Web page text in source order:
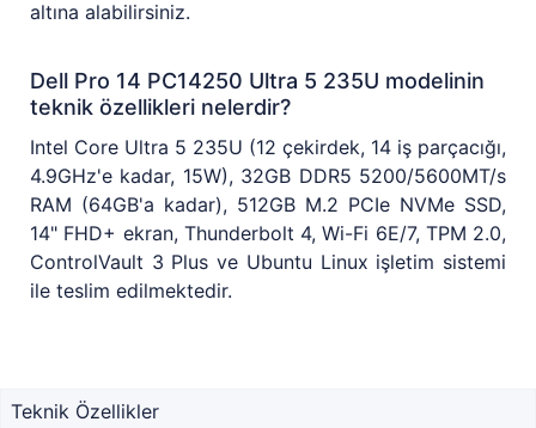
altına alabilirsiniz.
Dell Pro 14 PC14250 Ultra 5 235U modelinin
teknik özellikleri nelerdir?
Intel Core Ultra 5 235U (12 çekirdek, 14 iş parçacığı,
4.9GHz'e kadar, 15W), 32GB DDR5 5200/5600MT/s
RAM (64GB'a kadar), 512GB M.2 PCIe NVMe SSD,
14" FHD+ ekran, Thunderbolt 4, Wi-Fi 6E/7, TPM 2.0,
ControlVault 3 Plus ve Ubuntu Linux işletim sistemi
ile teslim edilmektedir.
Teknik Özellikler